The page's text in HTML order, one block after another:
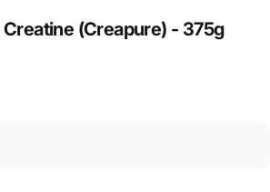
Creatine (Creapure) - 375g